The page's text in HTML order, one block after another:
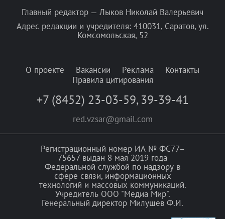
Главный редактор — Лыков Николай Валерьевич
Адрес редакции и учредителя: 410031, Саратов, ул.
Комсомольская, 52
О проекте Вакансии Реклама
Контакты
Правила цитирования
+7 (8452) 23-03-59, 39-39-41
red.vzsar@gmail.com
Регистрационный номер ИА № ФС77–
75657 выдан 8 мая 2019 года
Федеральной службой по надзору в
сфере связи, информационных
технологий и массовых коммуникаций.
Учредитель ООО "Медиа Мир".
Генеральный директор Милушев Ф.И.